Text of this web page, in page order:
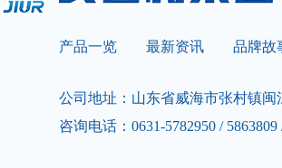
产品一览 最新资讯 品牌故
公司地址：山东省威海市张村镇闽
咨询电话：0631-5782950 / 5863809